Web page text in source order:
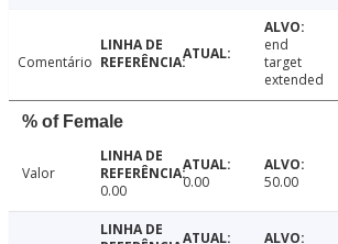
Comentário
end
target
extended
% of Female
Valor
0.00
0.00 50.00